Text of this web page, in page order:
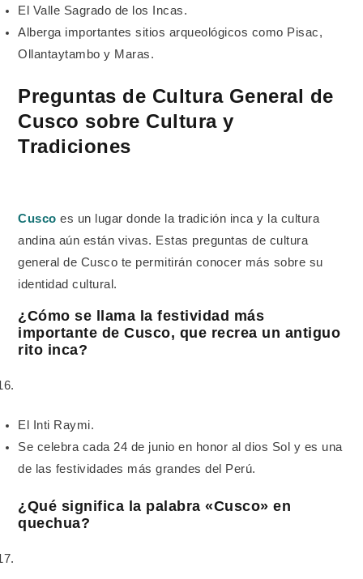
El Valle Sagrado de los Incas.
Alberga importantes sitios arqueológicos como Pisac,
Ollantaytambo y Maras.
Preguntas de Cultura General de
Cusco sobre Cultura y
Tradiciones
Cusco es un lugar donde la tradición inca y la cultura
andina aún están vivas. Estas preguntas de cultura
general de Cusco te permitirán conocer más sobre su
identidad cultural.
¿Cómo se llama la festividad más
importante de Cusco, que recrea un antiguo
rito inca?
El Inti Raymi.
Se celebra cada 24 de junio en honor al dios Sol y es una
de las festividades más grandes del Perú.
¿Qué significa la palabra «Cusco» en
quechua?